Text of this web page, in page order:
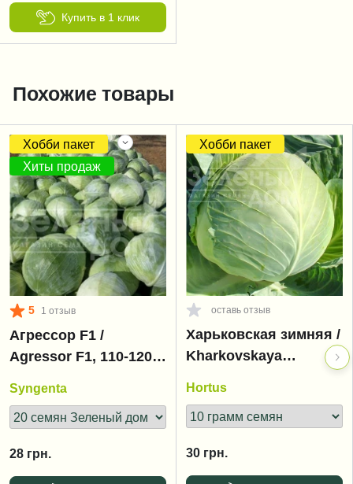
Купить в 1 клик
Похожие товары
Хобби пакет
Хиты продаж
5 1 отзыв
Агрессор F1 /
Agressor F1, 110-120
Syngenta
28 грн.
Хобби пакет
оставь отзыв
Харьковская зимняя /
Kharkovskaya
Hortus
30 грн.